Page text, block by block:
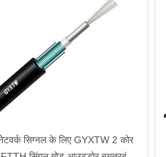
सिग्नल के लिए GYXTW 2 कोर